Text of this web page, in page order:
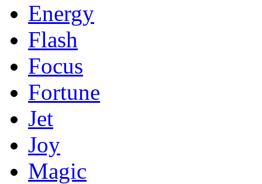
Energy
Flash
Focus
Fortune
Jet
Joy
Magic